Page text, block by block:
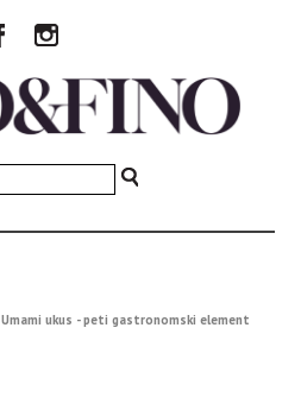
Umami ukus - peti gastronomski element